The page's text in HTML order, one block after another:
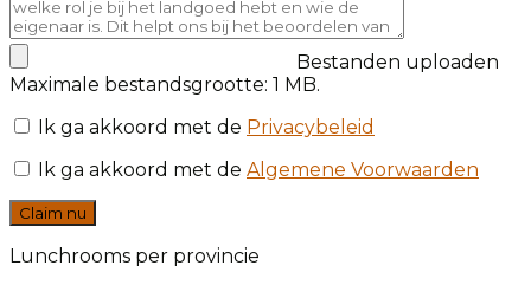
Bestanden uploaden
Maximale bestandsgrootte: 1 MB.
Ik ga akkoord met de Privacybeleid
Ik ga akkoord met de Algemene Voorwaarden
Claim nu
Lunchrooms per provincie